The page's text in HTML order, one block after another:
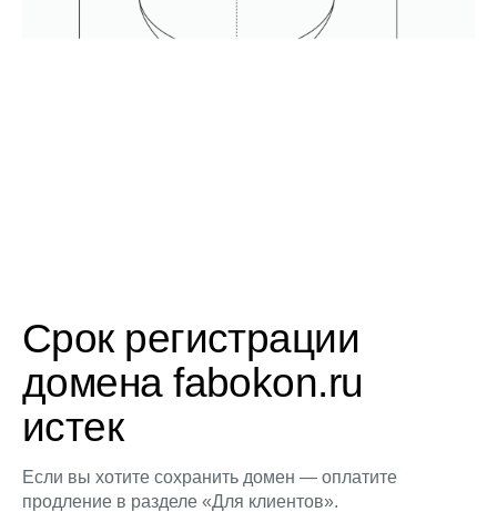
Срок регистрации
домена fabokon.ru
истек
Если вы хотите сохранить домен — оплатите
продление в разделе «Для клиентов».